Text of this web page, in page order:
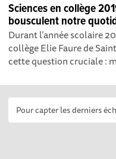
Sciences en collège
bousculent notre
Durant l’année scolaire
collège Elie Faure de
cette question cruciale :